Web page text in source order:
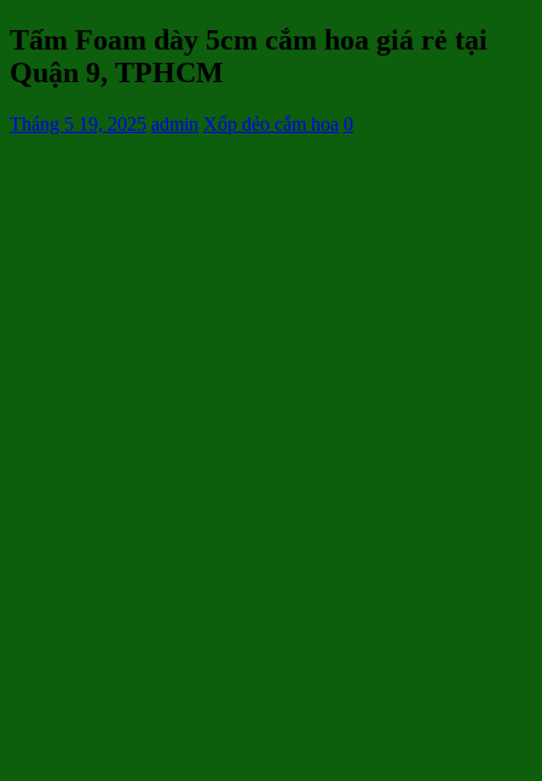
Tấm Foam dày 5cm cắm hoa giá rẻ tại
Quận 9, TPHCM
Tháng 5 19, 2025 admin Xốp dẻo cắm hoa 0